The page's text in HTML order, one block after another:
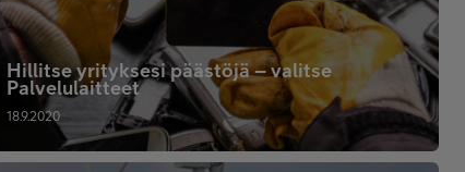
Hillitse yrityksesi päästöjä – valitse
Palvelulaitteet
18.9.2020